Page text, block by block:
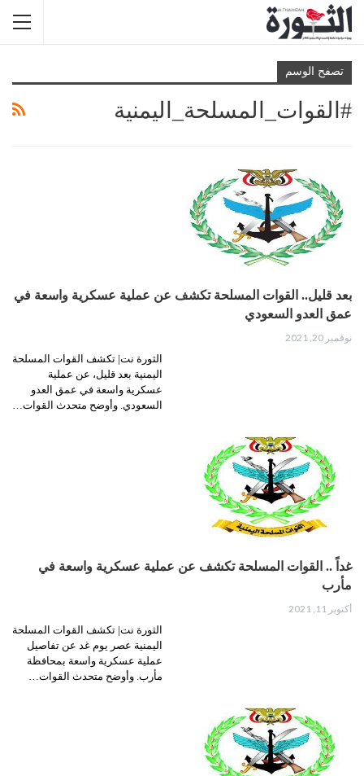
تصفح الوسم
#القوات_المسلحة_اليمنية
بعد قليل.. القوات المسلحة تكشف عن عملية عسكرية واسعة في
عمق العدو السعودي
نوفمبر 20, 2021
الثورة نت| تكشف القوات المسلحة
اليمنية بعد قليل، عن عملية
عسكرية واسعة في عمق العدو
السعودي. وأوضح متحدث القوات…
غداً .. القوات المسلحة تكشف عن عملية عسكرية واسعة في
مأرب
أكتوبر 11, 2021
الثورة نت| تكشف القوات المسلحة
اليمنية عصر يوم غد عن تفاصيل
عملية عسكرية واسعة بمحافظة
مأرب. وأوضح متحدث القوات…